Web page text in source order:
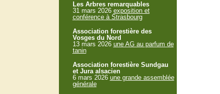
Les Arbres remarquables
31 mars 2026 exposition et
conférence à Strasbourg
Association forestière des
Vosges du Nord
13 mars 2026 une AG au parfum de
tanin
Association forestière Sundgau
et Jura alsacien
6 mars 2026 une grande assemblée
générale